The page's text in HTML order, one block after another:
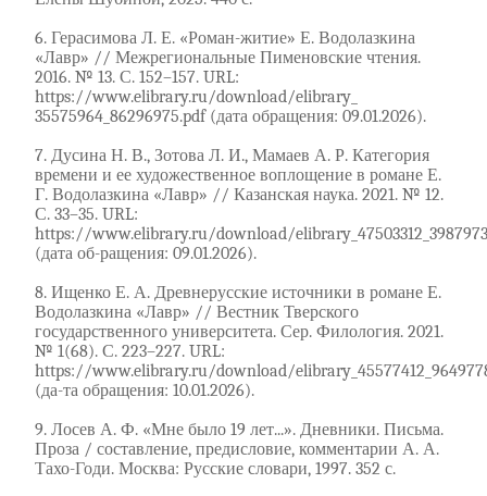
6. Герасимова Л. Е. «Роман-житие» Е. Водолазкина
«Лавр» // Межрегиональные Пименовские чтения.
2016. № 13. С. 152–157. URL:
https://www.elibrary.ru/download/elibrary_
35575964_86296975.pdf (дата обращения: 09.01.2026).
7. Дусина Н. В., Зотова Л. И., Мамаев А. Р. Категория
времени и ее художественное воплощение в романе Е.
Г. Водолазкина «Лавр» // Казанская наука. 2021. № 12.
С. 33–35. URL:
https://www.elibrary.ru/download/
(дата об-ращения: 09.01.2026).
8. Ищенко Е. А. Древнерусские источники в романе Е.
Водолазкина «Лавр» // Вестник Тверского
государственного университета. Сер. Филология. 2021.
№ 1(68). С. 223–227. URL:
https://www.elibrary.ru/download/
(да-та обращения: 10.01.2026).
9. Лосев А. Ф. «Мне было 19 лет...». Дневники. Письма.
Проза / составление, предисловие, комментарии А. А.
Тахо-Годи. Москва: Русские словари, 1997. 352 с.